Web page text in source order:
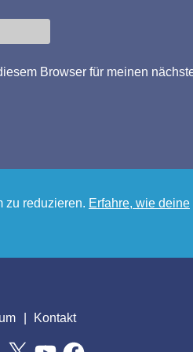
Browser für meinen
zu reduzieren. Erfahre, wie deine
Kontakt
X YouTubeFacebook